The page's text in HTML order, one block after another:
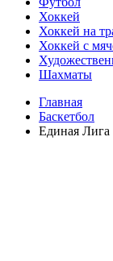
Хоккей
Хоккей на
Хоккей с
Шахматы
Главная
Баскетбол
Единая Лига